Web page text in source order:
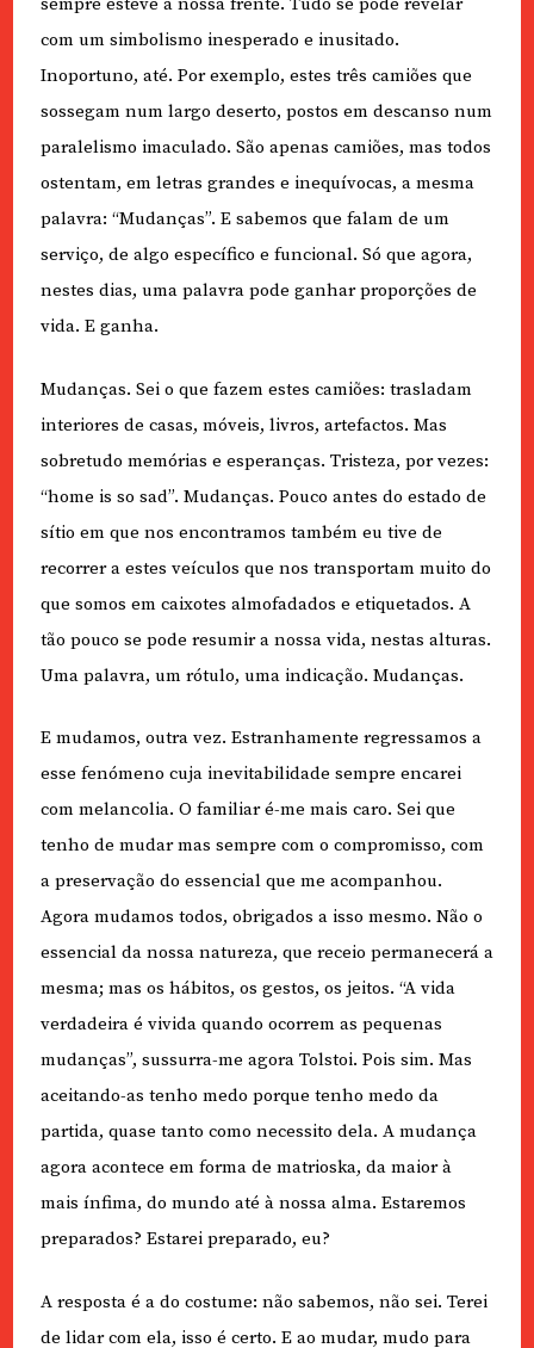
com um simbolismo inesperado e inusitado.
Inoportuno, até. Por exemplo, estes três camiões que
sossegam num largo deserto, postos em descanso num
paralelismo imaculado. São apenas camiões, mas todos
ostentam, em letras grandes e inequívocas, a mesma
palavra: “Mudanças”. E sabemos que falam de um
serviço, de algo específico e funcional. Só que agora,
nestes dias, uma palavra pode ganhar proporções de
vida. E ganha.
Mudanças. Sei o que fazem estes camiões: trasladam
interiores de casas, móveis, livros, artefactos. Mas
sobretudo memórias e esperanças. Tristeza, por vezes:
“home is so sad”. Mudanças. Pouco antes do estado de
sítio em que nos encontramos também eu tive de
recorrer a estes veículos que nos transportam muito do
que somos em caixotes almofadados e etiquetados. A
tão pouco se pode resumir a nossa vida, nestas alturas.
Uma palavra, um rótulo, uma indicação. Mudanças.
E mudamos, outra vez. Estranhamente regressamos a
esse fenómeno cuja inevitabilidade sempre encarei
com melancolia. O familiar é-me mais caro. Sei que
tenho de mudar mas sempre com o compromisso, com
a preservação do essencial que me acompanhou.
Agora mudamos todos, obrigados a isso mesmo. Não o
essencial da nossa natureza, que receio permanecerá a
mesma; mas os hábitos, os gestos, os jeitos. “A vida
verdadeira é vivida quando ocorrem as pequenas
mudanças”, sussurra-me agora Tolstoi. Pois sim. Mas
aceitando-as tenho medo porque tenho medo da
partida, quase tanto como necessito dela. A mudança
agora acontece em forma de matrioska, da maior à
mais ínfima, do mundo até à nossa alma. Estaremos
preparados? Estarei preparado, eu?
A resposta é a do costume: não sabemos, não sei. Terei
de lidar com ela, isso é certo. E ao mudar, mudo para